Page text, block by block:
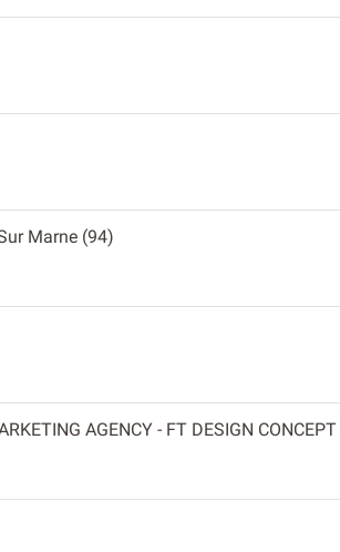
Marne (94)
AGENCY - FT DESIGN CONCEPT